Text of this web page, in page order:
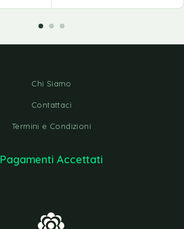
Chi Siamo
Contattaci
Termini e Condizioni
Pagamenti Accettati